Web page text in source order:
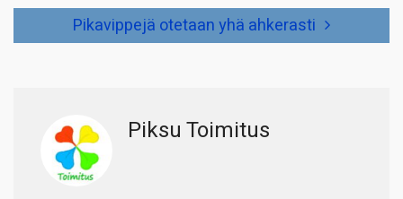
Pikavippejä otetaan yhä ahkerasti
Piksu Toimitus